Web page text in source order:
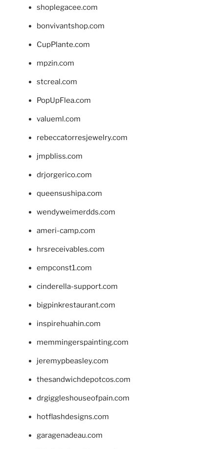
shoplegacee.com
bonvivantshop.com
CupPlante.com
mpzin.com
stcreal.com
PopUpFlea.com
valueml.com
rebeccatorresjewelry.com
jmpbliss.com
drjorgerico.com
queensushipa.com
wendyweimerdds.com
ameri-camp.com
hrsreceivables.com
empconst1.com
cinderella-support.com
bigpinkrestaurant.com
inspirehuahin.com
memmingerspainting.com
jeremypbeasley.com
thesandwichdepotcos.com
drgiggleshouseofpain.com
hotflashdesigns.com
garagenadeau.com